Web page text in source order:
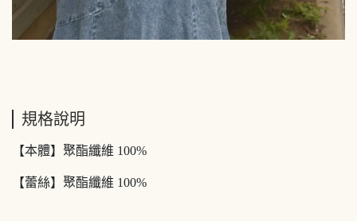
規格說明
【本體】聚酯纖維 100%
【蕾絲】聚酯纖維 100%